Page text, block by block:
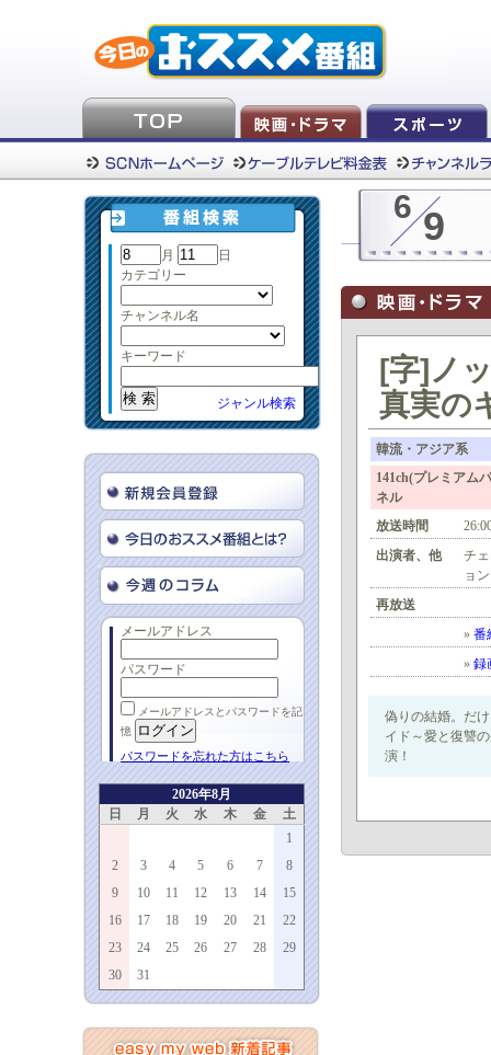
月
日
カテゴリー
チャンネル名
キーワード
ジャンル検索
メールアドレス
パスワード
メールアドレスとパスワードを記
憶
パスワードを忘れた方はこちら
2026年8月
日
月 火 水 木 金
土
1
2
3 4 5 6 7
8
9
10 11 12 13 14
15
16
17 18 19 20 21
22
23
24 25 26 27 28
29
30
31
6 9
[字]ノ
真実の
韓流・アジア系
141ch(プレミア
ネル
放送時間
出演者、他
チ
ョ
再放送
» 番
» 録
偽りの結婚。だ
イド～愛と復讐
演！